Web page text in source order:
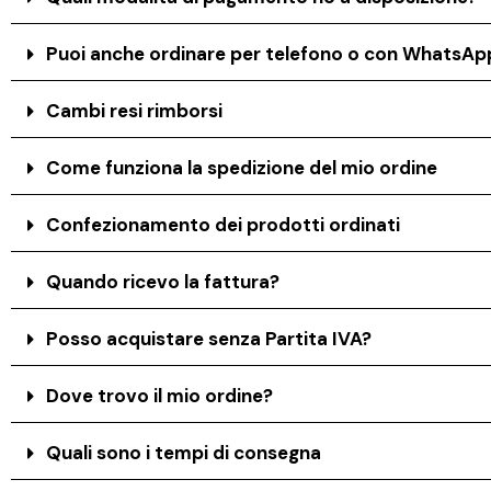
Puoi anche ordinare per telefono o con
Cambi resi rimborsi
Come funziona la spedizione del mio ordine
Confezionamento dei prodotti ordinati
Quando ricevo la fattura?
Posso acquistare senza Partita IVA?
Dove trovo il mio ordine?
Quali sono i tempi di consegna